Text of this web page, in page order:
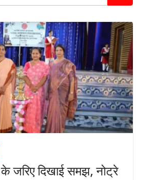
जरिए दिखाई समझ, नोट्रे